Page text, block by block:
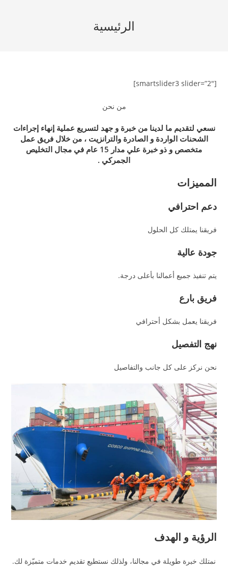
الرئيسية
[smartslider3 slider=”2″]
من نحن
نسعي لتقديم ما لدينا من خبرة و جهد لتسريع عملية إنهاء إجراءات
الشحنات الواردة و الصادرة والترانزيت ، من خلال فريق عمل
متخصص و ذو خبرة علي مدار 15 عام في مجال التخليص
الجمركي .
المميزات
دعم احترافي
فريقنا يمتلك كل الحلول
جودة عالية
يتم تنفيذ جميع أعمالنا بأعلى درجة.
فريق بارع
فريقنا يعمل بشكل أحترافي
نهج التفصيل
نحن نركز على كل جانب والتفاصيل
الرؤية و الهدف
نمتلك خبرة طويلة في مجالنا، ولذلك نستطيع تقديم خدمات متميّزة لك.